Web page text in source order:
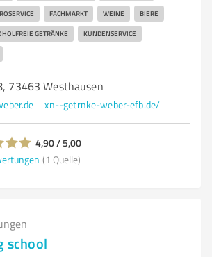
FACHMARKT WEINE BIERE
GETRÄNKE KUNDENSERVICE
73463 Westhausen
xn--getrnke-weber-efb.de/
4,90 / 5,00
(1 Quelle)
school